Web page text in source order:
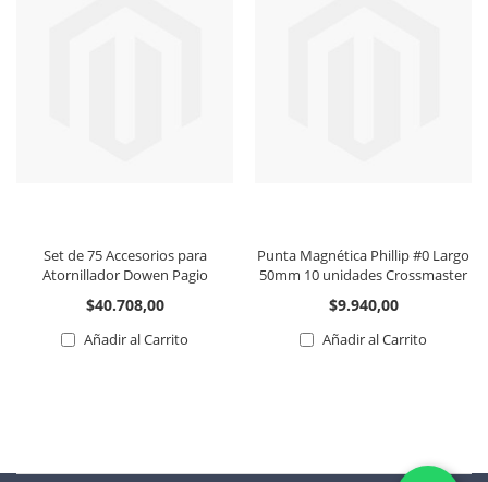
Set de 75 Accesorios para
Atornillador Dowen Pagio
$40.708,00
Añadir al Carrito
Punta Magnética Phillip #0 Largo
50mm 10 unidades Crossmaster
$9.940,00
Añadir al Carrito